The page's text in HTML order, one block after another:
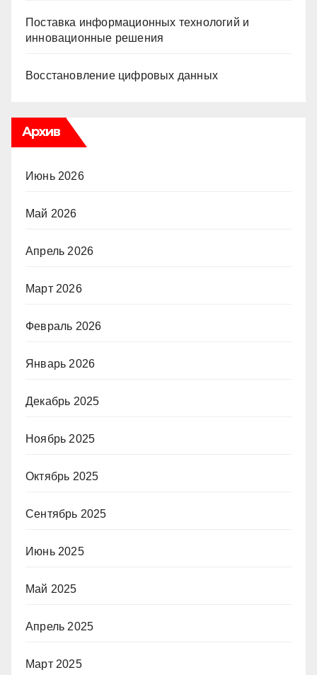
Поставка информационных технологий и
инновационные решения
Восстановление цифровых данных
Архив
Июнь 2026
Май 2026
Апрель 2026
Март 2026
Февраль 2026
Январь 2026
Декабрь 2025
Ноябрь 2025
Октябрь 2025
Сентябрь 2025
Июнь 2025
Май 2025
Апрель 2025
Март 2025